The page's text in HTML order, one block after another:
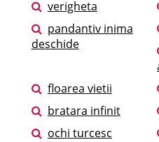
verigheta
pandantiv inima
deschide
floarea vietii
bratara infinit
ochi turcesc